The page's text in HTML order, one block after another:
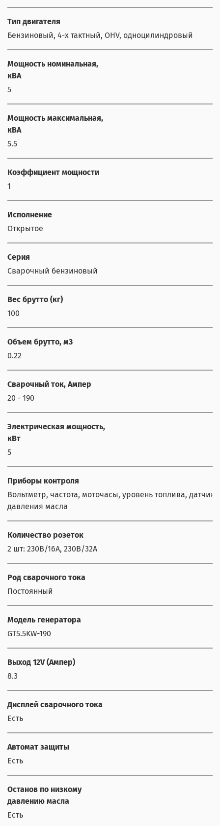
Тип двигателя
Бензиновый, 4-х тактный, OHV, одноцилиндровый
Мощность номинальная,
кВА
5
Мощность максимальная,
кВА
5.5
Коэффициент мощности
1
Исполнение
Открытое
Серия
Сварочный бензиновый
Вес брутто (кг)
100
Объем брутто, м3
0.22
Сварочный ток, Ампер
20 - 190
Электрическая мощность,
кВт
5
Приборы контроля
Вольтметр, частота, моточасы, уровень топлива, датчик
давления масла
Количество розеток
2 шт: 230В/16А, 230В/32А
Род сварочного тока
Постоянный
Модель генератора
GT5.5KW-190
Выход 12V (Ампер)
8.3
Дисплей сварочного тока
Есть
Автомат защиты
Есть
Останов по низкому
давлению масла
Есть